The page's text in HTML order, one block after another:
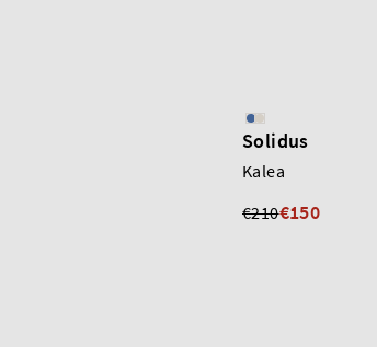
Solidus
Kalea
€210€150